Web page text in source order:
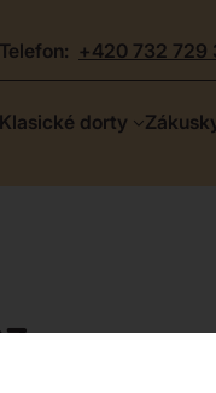
telefon: +420 732 729
Klasické dorty